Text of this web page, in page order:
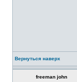
Вернуться наверх
freeman john